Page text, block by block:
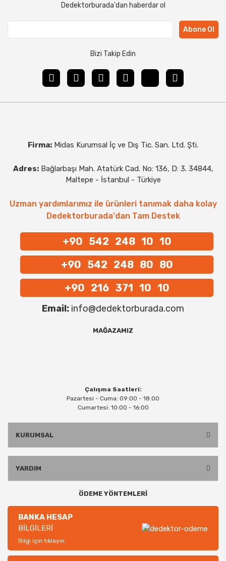
Dedektorburada'dan haberdar ol
Abone Ol
Bizi Takip Edin
Firma: Midas Kurumsal İç ve Dış Tic. San. Ltd. Şti.
Adres: Bağlarbaşı Mah. Atatürk Cad. No: 136, D: 3. 34844,
Maltepe - İstanbul - Türkiye
Uzman yardımlarımız ile ürünleri tanımak daha kolay
Dedektorburada'dan Tam Destek
+90 542 248 10 10
+90 542 248 80 80
+90 216 371 10 10
Email: info@dedektorburada.com
MAĞAZAMIZ
Çalışma Saatleri:
Pazartesi - Cuma: 09:00 - 18:00
Cumartesi: 10:00 - 16:00
KURUMSAL
YARDIM
ÖDEME YÖNTEMLERİ
BANKA HESAP
BİLGİLERİ
Bilgi için tıklayın